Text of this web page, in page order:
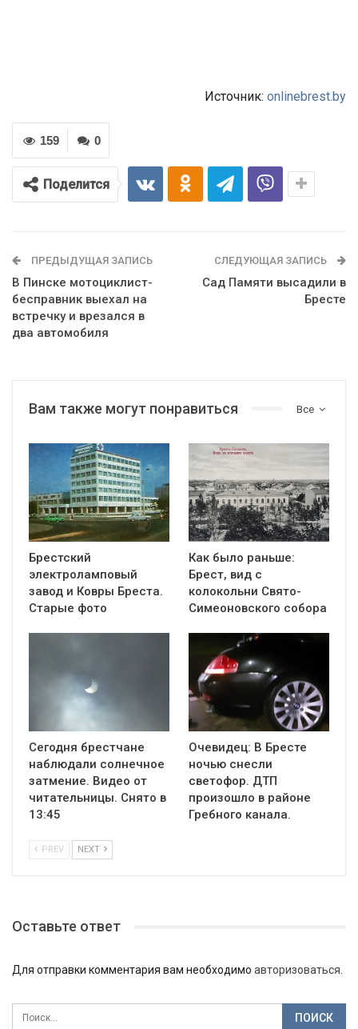
Источник: onlinebrest.by
0
159
Поделится
ПРЕДЫДУЩАЯ ЗАПИСЬ
В Пинске мотоциклист-
бесправник выехал на
встречку и врезался в
два автомобиля
СЛЕДУЮЩАЯ ЗАПИСЬ
Сад Памяти высадили в
Бресте
Все
Вам также могут понравиться
Брестский
электроламповый
завод и Ковры Бреста.
Старые фото
Как было раньше:
Брест, вид с
колокольни Cвято-
Симеоновского собора
Сегодня брестчане
наблюдали солнечное
затмение. Видео от
читательницы. Снято в
13:45
Очевидец: В Бресте
ночью снесли
светофор. ДТП
произошло в районе
Гребного канала.
PREV NEXT
Оставьте ответ
Для отправки комментария вам необходимо авторизоваться